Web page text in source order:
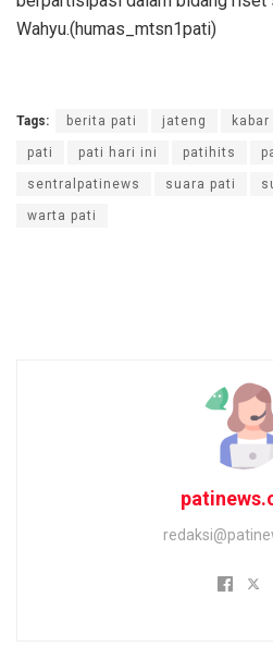
Wahyu.(humas_mtsn1pati)
Tags: berita pati jateng
pati pati hari ini patihits
sentralpatinews suara pati
warta pati